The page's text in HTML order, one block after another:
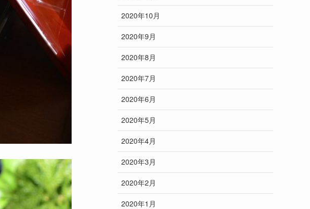
2020年10月
2020年9月
2020年8月
2020年7月
2020年6月
2020年5月
2020年4月
2020年3月
2020年2月
2020年1月